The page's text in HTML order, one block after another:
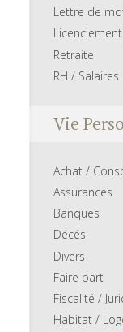
Lettre de
Licenciement
Retraite
RH / Salaires
Vie
Achat /
Assurances
Banques
Décés
Divers
Faire part
Fiscalité /
Habitat /